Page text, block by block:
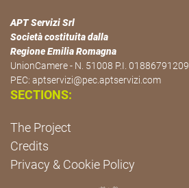
APT Servizi Srl
Società costituita dalla
Regione Emilia Romagna
UnionCamere - N. 51008 P.I. 01886791209.
PEC: aptservizi@pec.aptservizi.com
SECTIONS:
The Project
Credits
Privacy & Cookie Policy